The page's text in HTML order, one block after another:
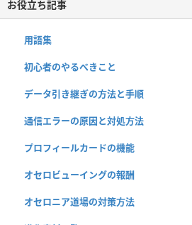
お役立ち記事
用語集
初心者のやるべきこと
データ引き継ぎの方法と手順
通信エラーの原因と対処方法
プロフィールカードの機能
オセロビューイングの報酬
オセロニア道場の対策方法